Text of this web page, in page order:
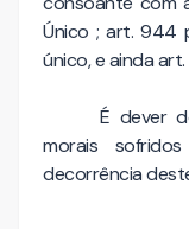
Único ; art. 944
único, e ainda
É dever
morais
decorrência